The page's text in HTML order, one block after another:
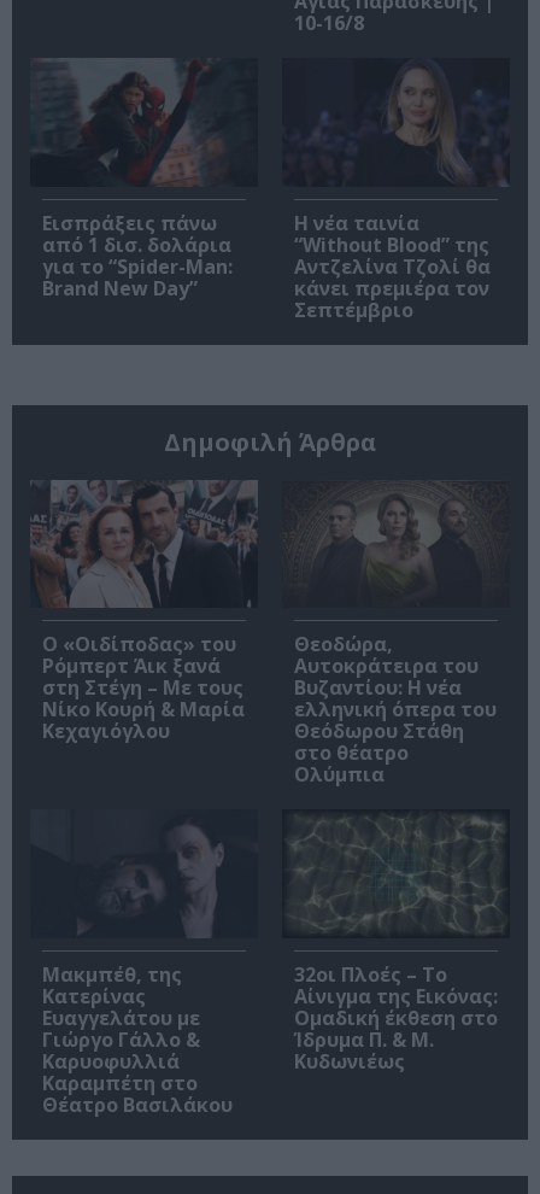
10-16/8
Εισπράξεις πάνω
από 1 δισ. δολάρια
για το “Spider-Man:
Brand New Day”
Η νέα ταινία
“Without Blood” της
Αντζελίνα Τζολί θα
κάνει πρεμιέρα τον
Σεπτέμβριο
Δημοφιλή Άρθρα
O «Οιδίποδας» του
Ρόμπερτ Άικ ξανά
στη Στέγη – Με τους
Νίκο Κουρή & Μαρία
Κεχαγιόγλου
Θεοδώρα,
Αυτοκράτειρα του
Βυζαντίου: Η νέα
ελληνική όπερα του
Θεόδωρου Στάθη
στο θέατρο
Ολύμπια
Μακμπέθ, της
Κατερίνας
Ευαγγελάτου με
Γιώργο Γάλλο &
Καρυοφυλλιά
Καραμπέτη στο
Θέατρο Βασιλάκου
32οι Πλοές – Το
Αίνιγμα της Εικόνας:
Ομαδική έκθεση στο
Ίδρυμα Π. & Μ.
Κυδωνιέως